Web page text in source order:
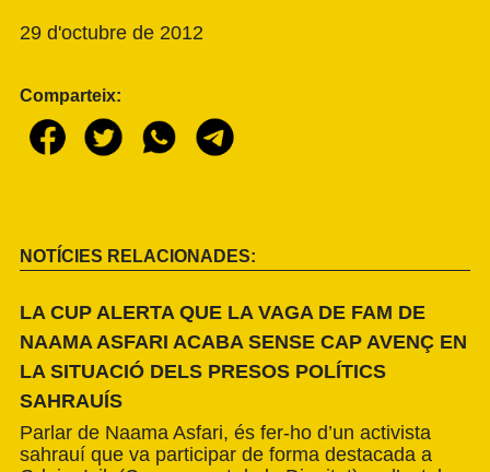
29 d'octubre de 2012
Comparteix:
NOTÍCIES RELACIONADES:
LA CUP ALERTA QUE LA VAGA DE FAM DE
NAAMA ASFARI ACABA SENSE CAP AVENÇ EN
LA SITUACIÓ DELS PRESOS POLÍTICS
SAHRAUÍS
Parlar de Naama Asfari, és fer-ho d’un activista
sahrauí que va participar de forma destacada a